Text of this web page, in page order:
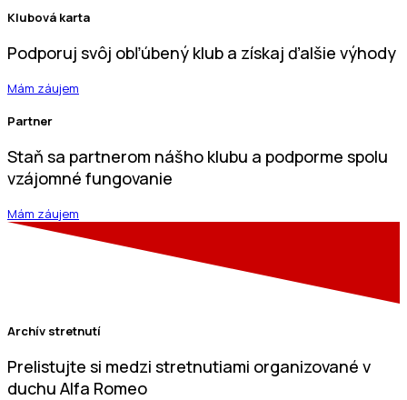
Klubová karta
Podporuj svôj obľúbený klub a získaj ďalšie výhody
Mám záujem
Partner
Staň sa partnerom nášho klubu a podporme spolu
vzájomné fungovanie
Mám záujem
Archív stretnutí
Prelistujte si medzi stretnutiami organizované v
duchu Alfa Romeo